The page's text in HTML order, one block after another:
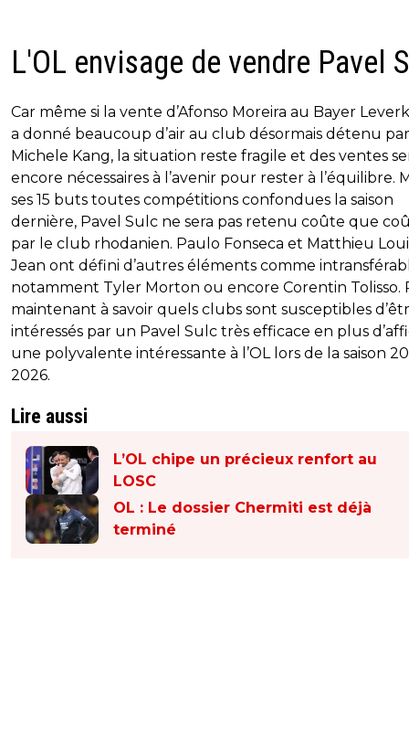
L'OL envisage de vendre Pavel
Car même si la vente d’Afonso Moreira au Bayer
a donné beaucoup d’air au club désormais détenu par
Michele Kang, la situation reste fragile et des ventes
encore nécessaires à l’avenir pour rester à l’équilibre.
ses 15 buts toutes compétitions confondues la saison
dernière, Pavel Sulc ne sera pas retenu coûte que
par le club rhodanien. Paulo Fonseca et Matthieu
Jean ont défini d’autres éléments comme
notamment Tyler Morton ou encore Corentin Tolisso.
maintenant à savoir quels clubs sont susceptibles
intéressés par un Pavel Sulc très efficace en plus
une polyvalente intéressante à l’OL lors de la saison
2026.
Lire aussi
L’OL chipe un précieux renfort au
LOSC
OL : Le dossier Chermiti est déjà
terminé